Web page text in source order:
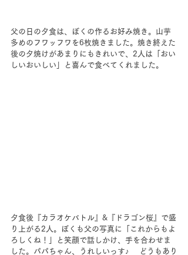
父の日の夕食は、ぼくの作るお好み焼き。山芋
多めのフワッフワを6枚焼きました。焼き終えた
後の夕焼けがあまりにもきれいで、2人は「おい
しいおいしい」と喜んで食べてくれました。
夕食後『カラオケバトル』&『ドラゴン桜』で盛
り上がる2人。ぼくも父の写真に「これからもよ
ろしくね！」と笑顔で話しかけ、手を合わせま
した。パパちゃん、うれしいっす♪ 　どうもあり